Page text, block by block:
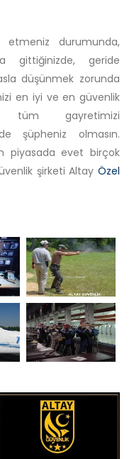
durumunda,
gittiğinizde, geride
asla düşünmek zorunda
en iyi ve en güvenlik
tüm gayretimizi
şüpheniz olmasın.
piyasada evet birçok
şirketi Altay Özel